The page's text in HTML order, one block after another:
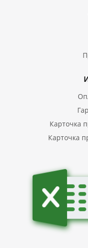
Карточка
Карточка